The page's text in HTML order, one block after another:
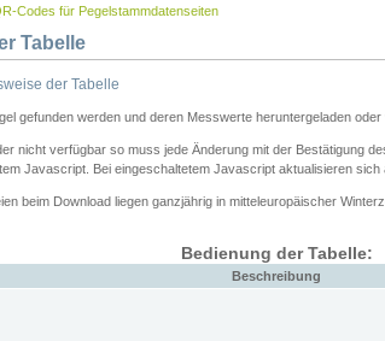
Codes für Pegelstammdatenseiten
Tabelle
der Tabelle
gefunden werden und deren Messwerte heruntergeladen oder
nicht verfügbar so muss jede Änderung mit der Bestätigung
Javascript. Bei eingeschaltetem Javascript aktualisieren sich
beim Download liegen ganzjährig in mitteleuropäischer
Bedienung der Tabelle:
Beschreibung